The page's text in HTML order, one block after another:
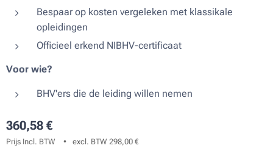
Bespaar op kosten vergeleken met klassikale
opleidingen
Officieel erkend NIBHV-certificaat
Voor wie?
BHV'ers die de leiding willen nemen
360,58 €
Prijs Incl. BTW excl. BTW 298,00 €